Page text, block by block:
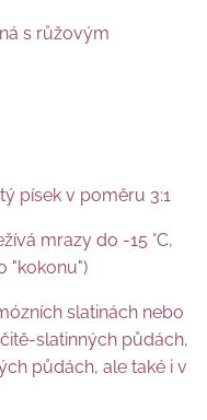
s růžovým
písek v poměru 3:1
mrazy do -15 °C,
"kokonu")
slatinách nebo
slatinných půdách,
půdách, ale také i v